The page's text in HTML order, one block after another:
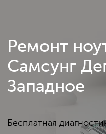
Ремонт
Самсунг
Западное
Бесплатная